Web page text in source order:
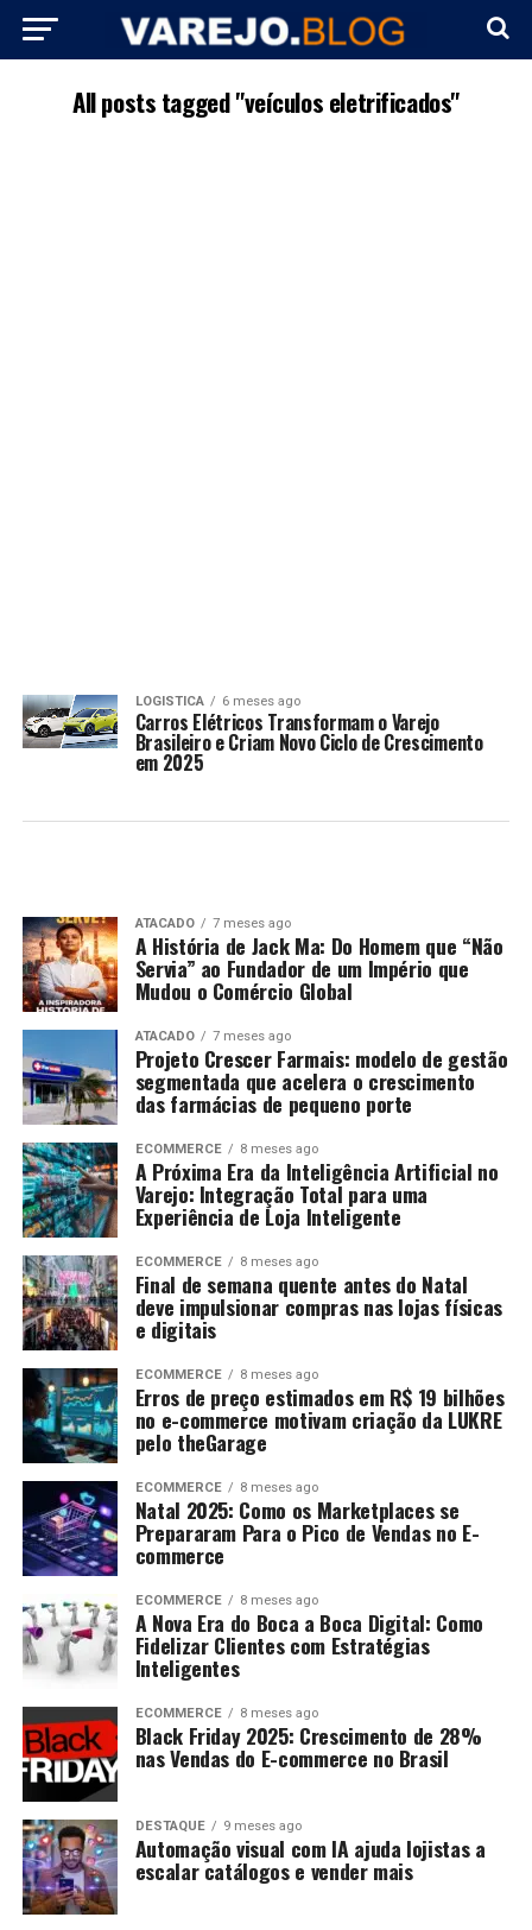
All posts tagged "veículos eletrificados"
LOGISTICA 6 meses ago
Carros Elétricos Transformam o Varejo
Brasileiro e Criam Novo Ciclo de Crescimento
em 2025
ATACADO 7 meses ago
A História de Jack Ma: Do Homem que “Não
Servia” ao Fundador de um Império que
Mudou o Comércio Global
ATACADO 7 meses ago
Projeto Crescer Farmais: modelo de gestão
segmentada que acelera o crescimento
das farmácias de pequeno porte
ECOMMERCE 8 meses ago
A Próxima Era da Inteligência Artificial no
Varejo: Integração Total para uma
Experiência de Loja Inteligente
ECOMMERCE 8 meses ago
Final de semana quente antes do Natal
deve impulsionar compras nas lojas físicas
e digitais
ECOMMERCE 8 meses ago
Erros de preço estimados em R$ 19 bilhões
no e-commerce motivam criação da LUKRE
pelo theGarage
ECOMMERCE 8 meses ago
Natal 2025: Como os Marketplaces se
Prepararam Para o Pico de Vendas no E-
commerce
ECOMMERCE 8 meses ago
A Nova Era do Boca a Boca Digital: Como
Fidelizar Clientes com Estratégias
Inteligentes
ECOMMERCE 8 meses ago
Black Friday 2025: Crescimento de 28%
nas Vendas do E-commerce no Brasil
DESTAQUE 9 meses ago
Automação visual com IA ajuda lojistas a
escalar catálogos e vender mais